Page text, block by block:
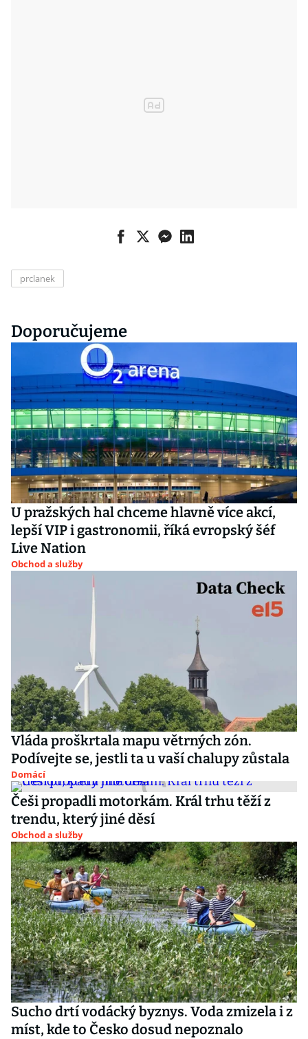
prclanek
Doporučujeme
U pražských hal chceme hlavně více akcí,
lepší VIP i gastronomii, říká evropský šéf
Live Nation
Obchod a služby
Vláda proškrtala mapu větrných zón.
Podívejte se, jestli ta u vaší chalupy zůstala
Domácí
Češi propadli motorkám. Král trhu těží z
trendu, který jiné děsí
Obchod a služby
Sucho drtí vodácký byznys. Voda zmizela i z
míst, kde to Česko dosud nepoznalo